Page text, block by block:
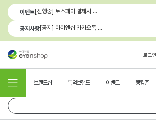
이벤트 [진행중] 토스페이 결제시 최대 1.3만원 혜택
공지사항 [공지] 아이엔샵 카카오톡 1:1 문의 채널 이용 안내
로그인
브랜드샵 특약브랜드 이벤트 랭킹존